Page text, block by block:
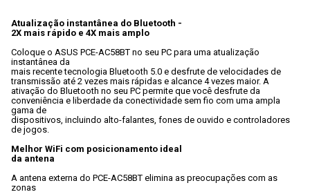
Atualização instantânea do Bluetooth -
2X mais rápido e 4X mais amplo
Coloque o ASUS PCE-AC58BT no seu PC para uma atualização
instantânea da
mais recente tecnologia Bluetooth 5.0 e desfrute de velocidades de
transmissão até 2 vezes mais rápidas e alcance 4 vezes maior. A
ativação do Bluetooth no seu PC permite que você desfrute da
conveniência e liberdade da conectividade sem fio com uma ampla
gama de
dispositivos, incluindo alto-falantes, fones de ouvido e controladores
de jogos.
Melhor WiFi com posicionamento ideal
da antena
A antena externa do PCE-AC58BT elimina as preocupações com as
zonas